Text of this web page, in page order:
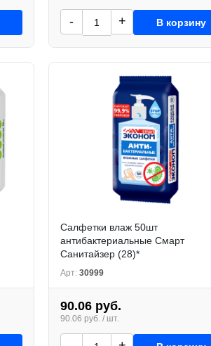
- + В корзину
Салфетки влаж 50шт
антибактериальные Смарт
Санитайзер (28)*
Арт: 30999
90.06 руб.
90.06 руб. / шт.